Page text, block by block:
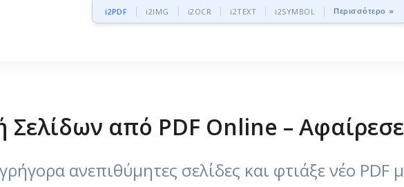
i2PDF i2IMG i2OCR i2TEXT i2SYMBOL Περισσότερο »
Σελίδων από PDF Online –
ανεπιθύμητες σελίδες και φτιάξε νέο PDF